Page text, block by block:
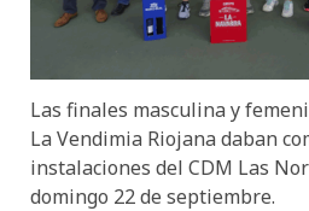
Las finales masculina y
La Vendimia Riojana daban
instalaciones del CDM Las
domingo 22 de septiembre.